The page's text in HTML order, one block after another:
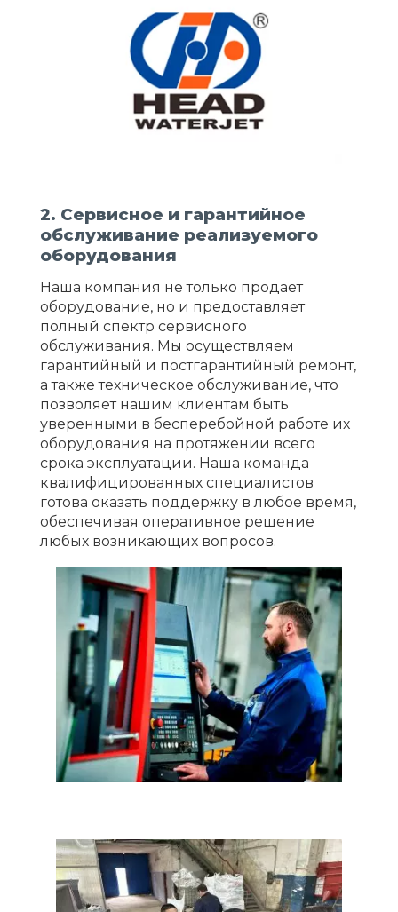
2. Сервисное и гарантийное
обслуживание реализуемого
оборудования
Наша компания не только продает
оборудование, но и предоставляет
полный спектр сервисного
обслуживания. Мы осуществляем
гарантийный и постгарантийный ремонт,
а также техническое обслуживание, что
позволяет нашим клиентам быть
уверенными в бесперебойной работе их
оборудования на протяжении всего
срока эксплуатации. Наша команда
квалифицированных специалистов
готова оказать поддержку в любое время,
обеспечивая оперативное решение
любых возникающих вопросов.